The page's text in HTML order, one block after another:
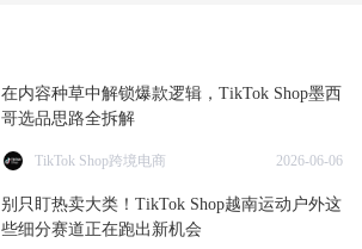
在内容种草中解锁爆款逻辑，TikTok Shop墨西
哥选品思路全拆解
TikTok Shop跨境电商 2026-06-06
别只盯热卖大类！TikTok Shop越南运动户外这
些细分赛道正在跑出新机会